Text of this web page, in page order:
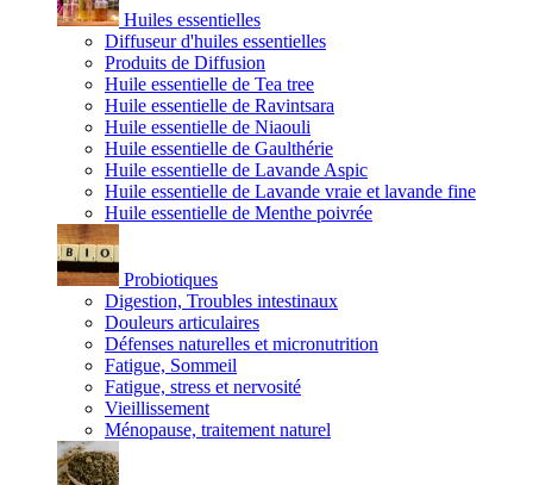
Huiles essentielles
Diffuseur d'huiles essentielles
Produits de Diffusion
Huile essentielle de Tea tree
Huile essentielle de Ravintsara
Huile essentielle de Niaouli
Huile essentielle de Gaulthérie
Huile essentielle de Lavande Aspic
Huile essentielle de Lavande vraie et lavande fine
Huile essentielle de Menthe poivrée
Probiotiques
Digestion, Troubles intestinaux
Douleurs articulaires
Défenses naturelles et micronutrition
Fatigue, Sommeil
Fatigue, stress et nervosité
Vieillissement
Ménopause, traitement naturel